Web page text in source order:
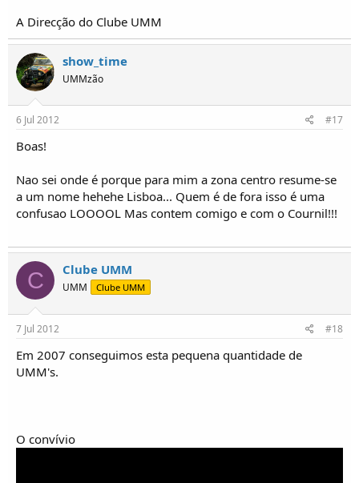
A Direcção do Clube UMM
show_time
UMMzão
6 Jul 2012 #17
Boas!
Nao sei onde é porque para mim a zona centro resume-se
a um nome hehehe Lisboa... Quem é de fora isso é uma
confusao LOOOOL Mas contem comigo e com o Cournil!!!
C Clube UMM
UMM Clube UMM
7 Jul 2012 #18
Em 2007 conseguimos esta pequena quantidade de
UMM's.
O convívio